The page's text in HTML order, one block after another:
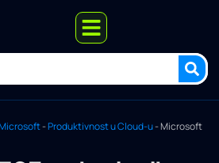
-Produktivnost u Cloud-u-Microsoft